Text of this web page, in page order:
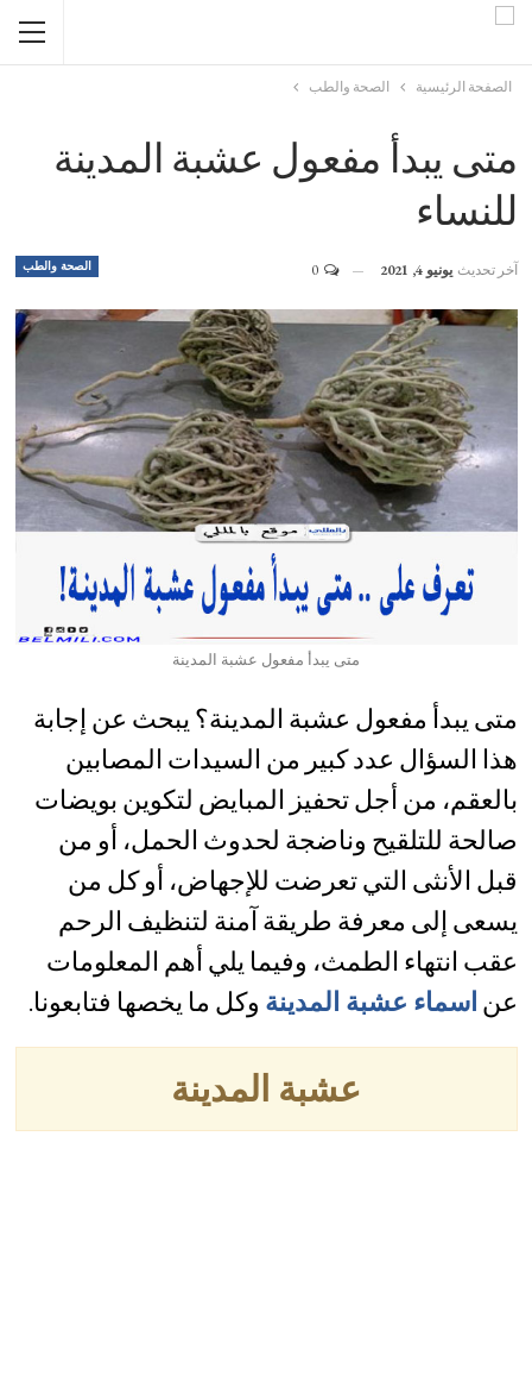
الصفحة الرئيسية الصحة والطب
متى يبدأ مفعول عشبة المدينة
للنساء
الصحة والطب آخر تحديثيونيو 4, 2021 0
متى يبدأ مفعول عشبة المدينة
متى يبدأ مفعول عشبة المدينة؟ يبحث عن إجابة
هذا السؤال عدد كبير من السيدات المصابين
بالعقم، من أجل تحفيز المبايض لتكوين بويضات
صالحة للتلقيح وناضجة لحدوث الحمل، أو من
قبل الأنثى التي تعرضت للإجهاض، أو كل من
يسعى إلى معرفة طريقة آمنة لتنظيف الرحم
عقب انتهاء الطمث، وفيما يلي أهم المعلومات
عناسماء عشبة المدينةوكل ما يخصها فتابعونا.
عشبة المدينة